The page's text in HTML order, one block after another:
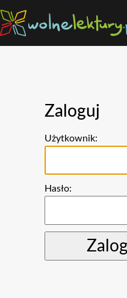
Zaloguj
Użytkownik:
Hasło: